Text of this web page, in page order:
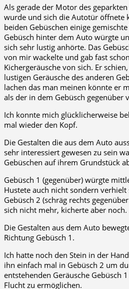
Als gerade der Motor des
wurde und sich die Autotür öffnete
beiden Gebüschen einige
Gebüsch hinter dem Auto würgte
sich sehr lustig anhörte. Das
von mir wackelte und gab fast
Kichergeräusche von sich. Er
lustigen Geräusche des anderen
lachen das man meinen könnte er
als der in dem Gebüsch gegenüber
Ich konnte mich glücklicherweise
mal wieder den Kopf.
Die Gestalten die aus dem Auto
sehr interessiert gewesen zu sein
Gebüschen auf ihrem Grundstück
Gebüsch 1 (gegenüber) würgte
Hustete auch nicht sondern verhielt
Gebüsch 2 (schräg rechts
sich nicht mehr, kicherte aber noch.
Die Gestalten aus dem Auto
Richtung Gebüsch 1.
Ich hatte noch den Stein in der
ihn einfach mal in Gebüsch 2 um
entstehenden Geräusche Gebüsch
Flucht zu ermöglichen.